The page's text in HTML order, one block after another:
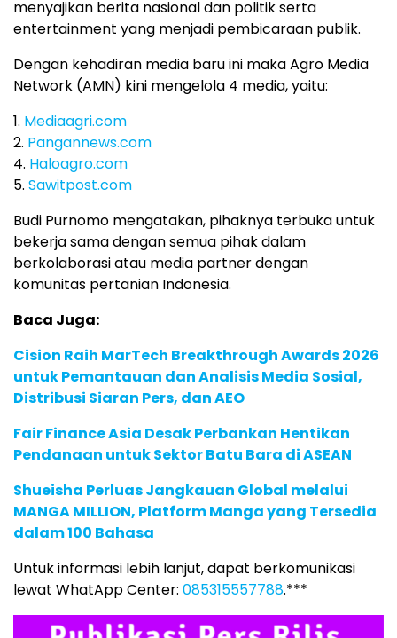
menyajikan berita nasional dan politik serta
entertainment yang menjadi pembicaraan publik.
Dengan kehadiran media baru ini maka Agro Media
Network (AMN) kini mengelola 4 media, yaitu:
1. Mediaagri.com
2. Pangannews.com
4. Haloagro.com
5. Sawitpost.com
Budi Purnomo mengatakan, pihaknya terbuka untuk
bekerja sama dengan semua pihak dalam
berkolaborasi atau media partner dengan
komunitas pertanian Indonesia.
Baca Juga:
Cision Raih MarTech Breakthrough Awards 2026
untuk Pemantauan dan Analisis Media Sosial,
Distribusi Siaran Pers, dan AEO
Fair Finance Asia Desak Perbankan Hentikan
Pendanaan untuk Sektor Batu Bara di ASEAN
Shueisha Perluas Jangkauan Global melalui
MANGA MILLION, Platform Manga yang Tersedia
dalam 100 Bahasa
Untuk informasi lebih lanjut, dapat berkomunikasi
lewat WhatApp Center: 085315557788.***